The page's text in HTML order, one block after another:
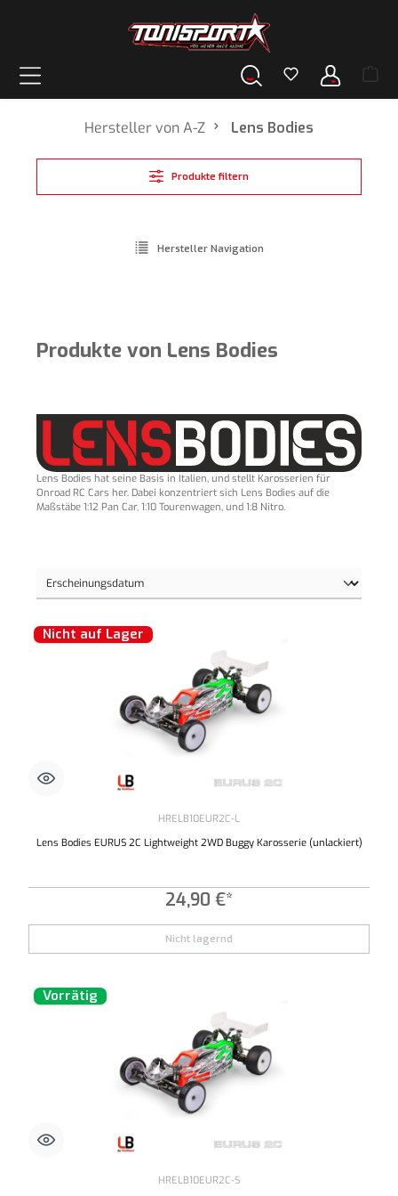
Hersteller von A-Z Lens Bodies
Produkte filtern
Hersteller Navigation
Produkte von Lens Bodies
Lens Bodies hat seine Basis in Italien, und stellt Karosserien für
Onroad RC Cars her. Dabei konzentriert sich Lens Bodies auf die
Maßstäbe 1:12 Pan Car, 1:10 Tourenwagen, und 1:8 Nitro.
Nicht auf Lager
HRELB10EUR2C-L
Lens Bodies EURUS 2C Lightweight 2WD Buggy Karosserie (unlackiert)
24,90 €*
Nicht lagernd
Vorrätig
HRELB10EUR2C-S